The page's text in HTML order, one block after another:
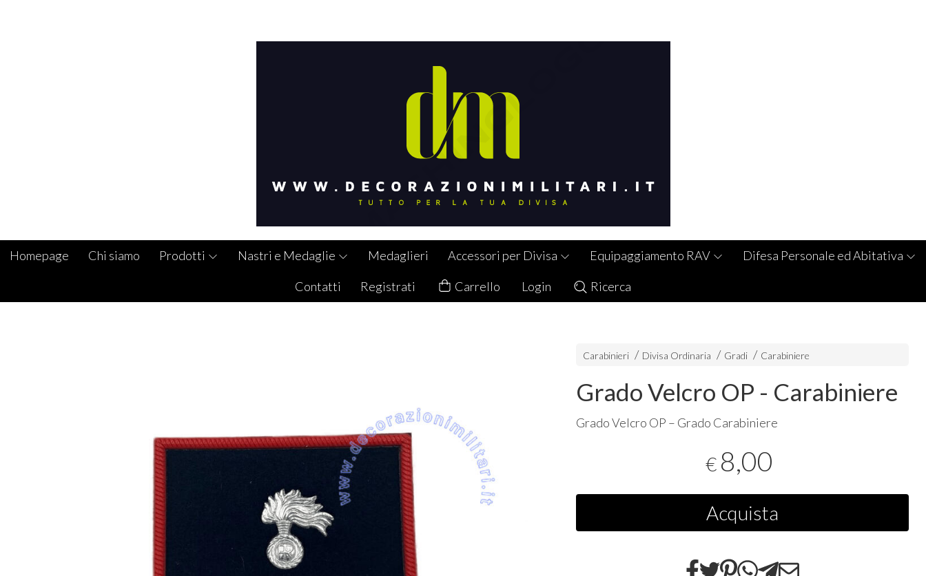
Homepage Chi siamo Prodotti Nastri e Medaglie Medaglieri Accessori per Divisa Equipaggiamento RAV Difesa Personale ed Abitativa
Contatti Registrati Carrello Login Ricerca
Carabinieri Divisa Ordinaria Gradi Carabiniere
Grado Velcro OP - Carabiniere
Grado Velcro OP – Grado Carabiniere
€ 8,00
Acquista